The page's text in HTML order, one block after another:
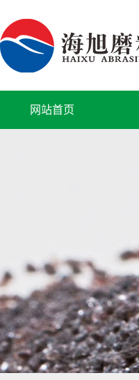
网站首页